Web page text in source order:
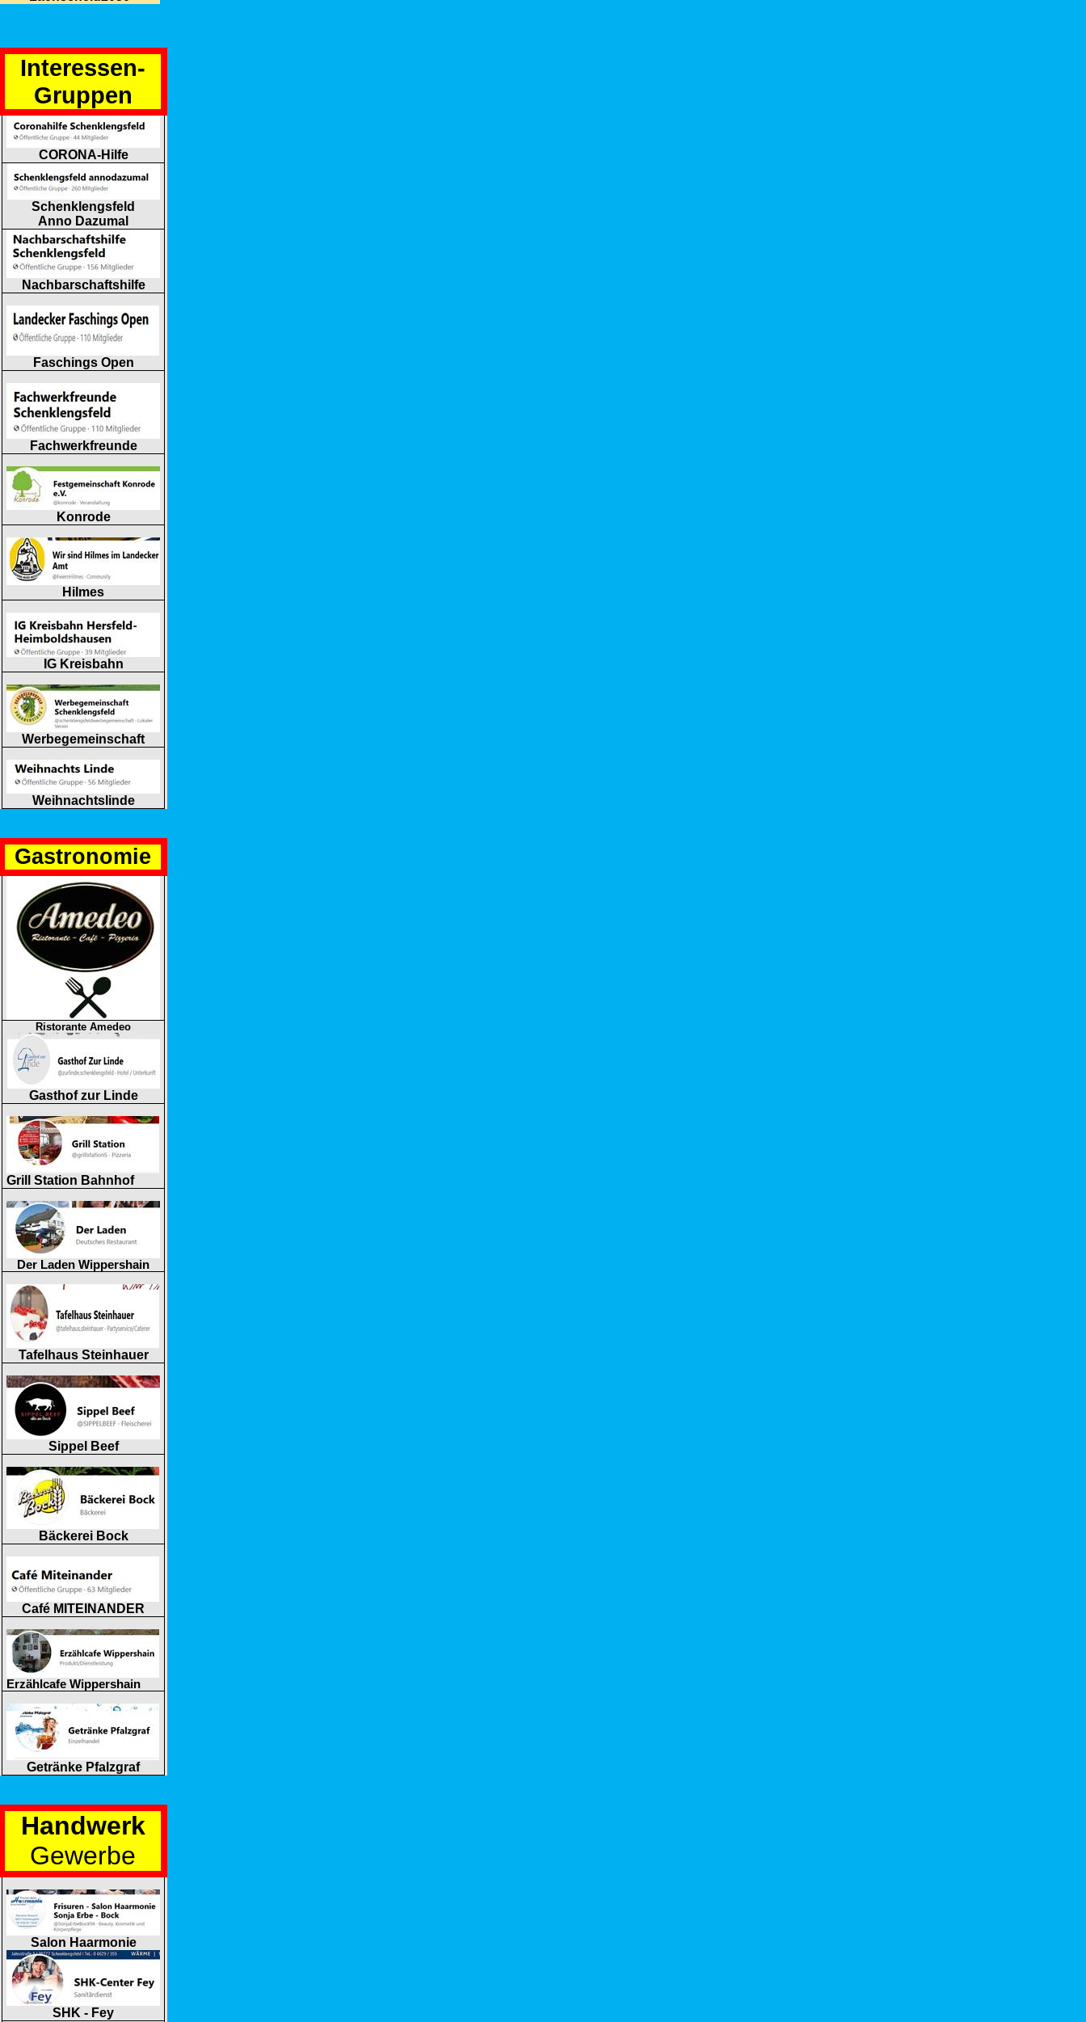
Interessen-
Gruppen
CORONA-Hilfe
Schenklengsfeld
Anno Dazumal
Nachbarschaftshilfe
Faschings Open
Fachwerkfreunde
Konrode
Hilmes
IG Kreisbahn
Werbegemeinschaft
Weihnachtslinde
Gastronomie
Ristorante Amedeo
Gasthof zur Linde
Grill Station Bahnhof
Der Laden Wippershain
Tafelhaus Steinhauer
Sippel Beef
Bäckerei Bock
Café MITEINANDER
Erzählcafe Wippershain
Getränke Pfalzgraf
Handwerk
Gewerbe
Salon Haarmonie
SHK - Fey